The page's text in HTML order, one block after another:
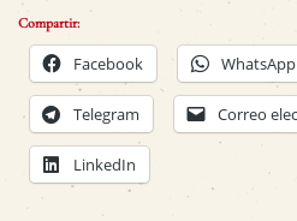
Compartir:
Facebook WhatsApp
Telegram Correo
LinkedIn